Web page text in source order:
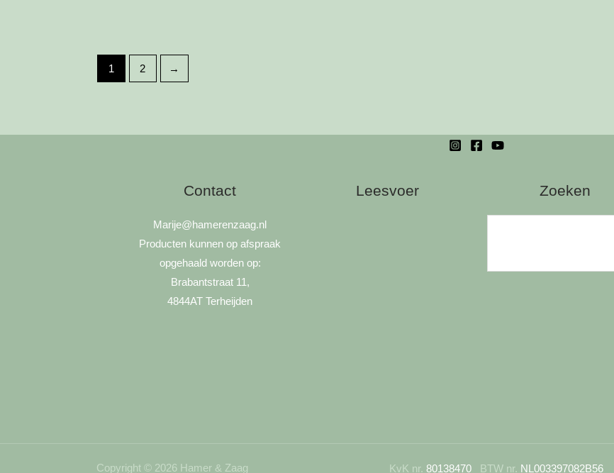
1 2 →
Contact
Marije@hamerenzaag.nl
Producten kunnen op afspraak
opgehaald worden op:
Brabantstraat 11,
4844AT Terheijden
Leesvoer Zoeken
Copyright © 2026 Hamer & Zaag KvK nr. 80138470BTW nr. NL003397082B56